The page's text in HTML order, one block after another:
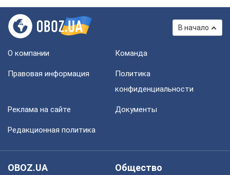
В начало
О компании Команда
Правовая информация
Политика
конфиденциальности
Реклама на сайте Документы
Редакционная политика
OBOZ.UA
Общество